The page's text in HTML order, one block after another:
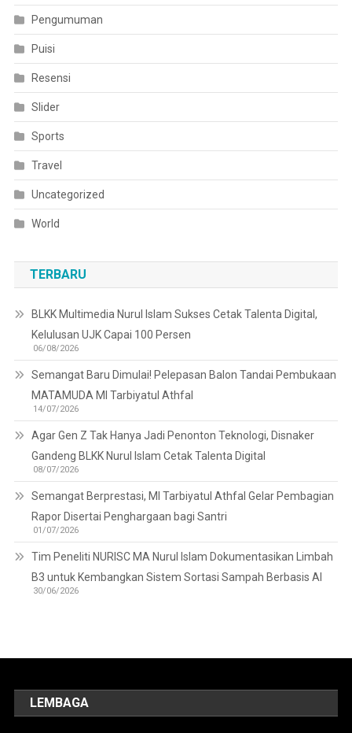
Pengumuman
Puisi
Resensi
Slider
Sports
Travel
Uncategorized
World
TERBARU
BLKK Multimedia Nurul Islam Sukses Cetak Talenta Digital,
Kelulusan UJK Capai 100 Persen
06/08/2026
Semangat Baru Dimulai! Pelepasan Balon Tandai Pembukaan
MATAMUDA MI Tarbiyatul Athfal
14/07/2026
Agar Gen Z Tak Hanya Jadi Penonton Teknologi, Disnaker
Gandeng BLKK Nurul Islam Cetak Talenta Digital
08/07/2026
Semangat Berprestasi, MI Tarbiyatul Athfal Gelar Pembagian
Rapor Disertai Penghargaan bagi Santri
01/07/2026
Tim Peneliti NURISC MA Nurul Islam Dokumentasikan Limbah
B3 untuk Kembangkan Sistem Sortasi Sampah Berbasis AI
30/06/2026
LEMBAGA